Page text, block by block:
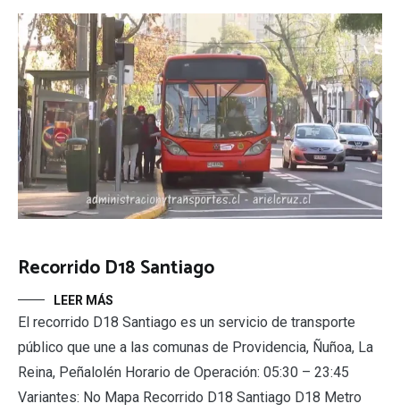
Recorrido D18 Santiago
LEER MÁS
El recorrido D18 Santiago es un servicio de transporte
público que une a las comunas de Providencia, Ñuñoa, La
Reina, Peñalolén Horario de Operación: 05:30 – 23:45
Variantes: No Mapa Recorrido D18 Santiago D18 Metro